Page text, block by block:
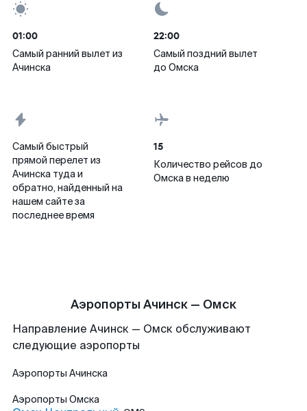
01:00
Самый ранний вылет из
Ачинска
22:00
Самый поздний вылет
до Омска
Самый быстрый
прямой перелет из
Ачинска туда и
обратно, найденный на
нашем сайте за
последнее время
15
Количество рейсов до
Омска в неделю
Аэропорты Ачинск — Омск
Направление Ачинск — Омск обслуживают
следующие аэропорты
Аэропорты Ачинска
Аэропорты Омска